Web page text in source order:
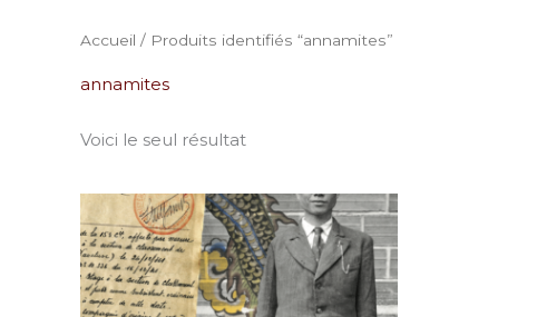
Accueil / Produits identifiés “annamites”
annamites
Voici le seul résultat